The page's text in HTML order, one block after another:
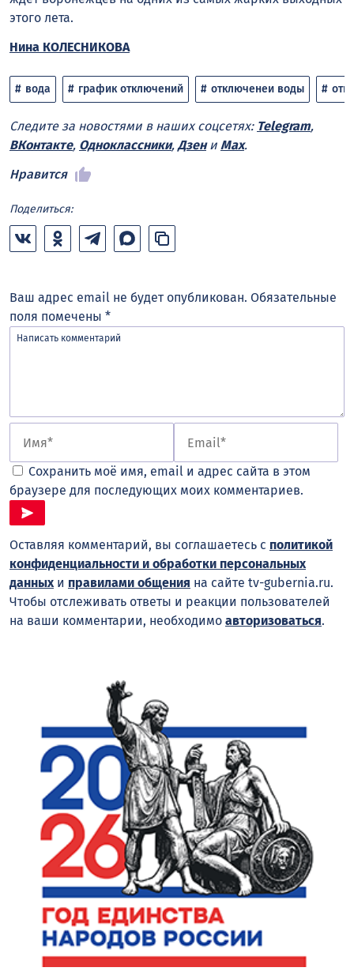
этого лета.
Нина КОЛЕСНИКОВА
вода график отключений отключенеи воды
Следите за новостями в наших соцсетях: Telegram,
ВКонтакте, Одноклассники, Дзени Max.
Нравится
Поделиться:
Ваш адрес email не будет опубликован. Обязательные
поля помечены *
Сохранить моё имя, email и адрес сайта в этом
браузере для последующих моих комментариев.
Оставляя комментарий, вы соглашаетесь с политикой
конфиденциальности и обработки персональных
данныхи правилами общения на сайте tv-gubernia.ru.
Чтобы отслеживать ответы и реакции пользователей
на ваши комментарии, необходимо авторизоваться.